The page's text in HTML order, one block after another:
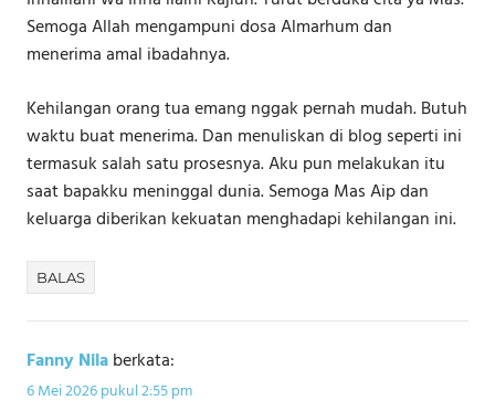
Semoga Allah mengampuni dosa Almarhum dan
menerima amal ibadahnya.
Kehilangan orang tua emang nggak pernah mudah. Butuh
waktu buat menerima. Dan menuliskan di blog seperti ini
termasuk salah satu prosesnya. Aku pun melakukan itu
saat bapakku meninggal dunia. Semoga Mas Aip dan
keluarga diberikan kekuatan menghadapi kehilangan ini.
BALAS
Fanny Nilaberkata:
6 Mei 2026 pukul 2:55 pm